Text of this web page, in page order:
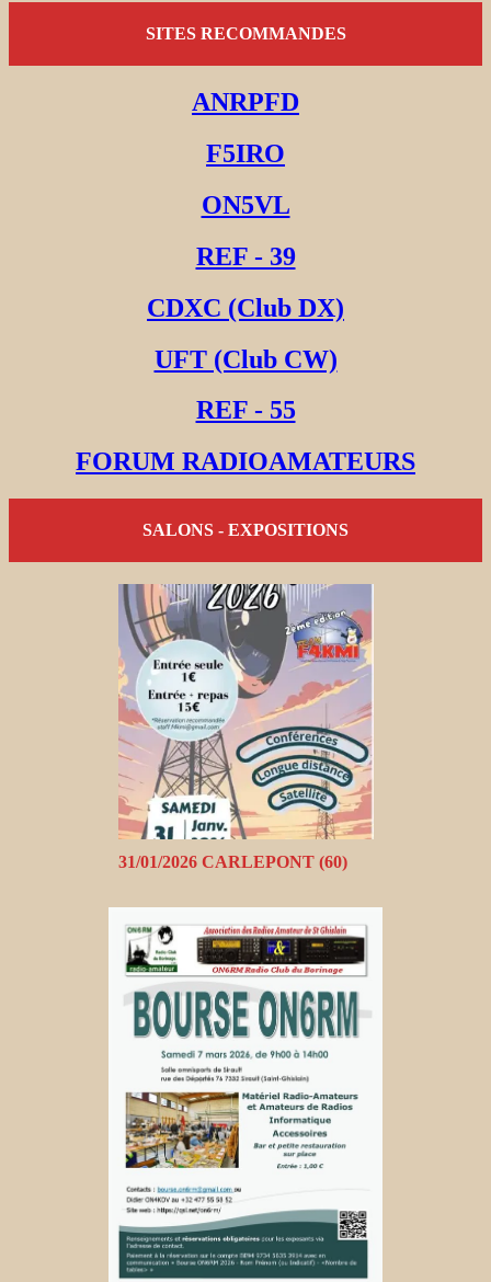
SITES RECOMMANDES
ANRPFD
F5IRO
ON5VL
REF - 39
CDXC (Club DX)
UFT (Club CW)
REF - 55
FORUM RADIOAMATEURS
SALONS - EXPOSITIONS
31/01/2026 CARLEPONT (60)